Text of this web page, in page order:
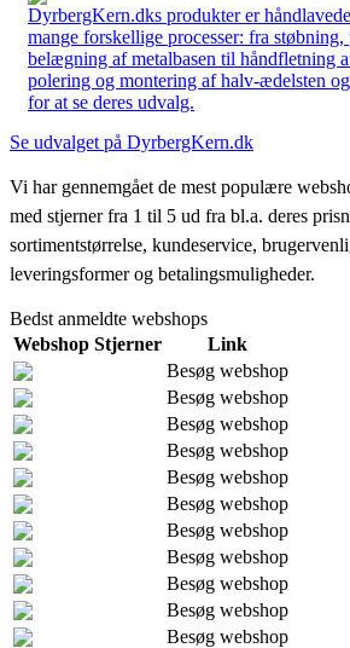
DyrbergKern.dks produkter er
mange forskellige processer: fra
belægning af metalbasen til håndfletning
polering og montering af halv-ædelsten
for at se deres udvalg.
Se udvalget på DyrbergKern.dk
Vi har gennemgået de mest populære
med stjerner fra 1 til 5 ud fra bl.a. deres
sortimentstørrelse, kundeservice,
leveringsformer og betalingsmuligheder.
Bedst anmeldte webshops
Webshop Stjerner
Link
Besøg webshop
Besøg webshop
Besøg webshop
Besøg webshop
Besøg webshop
Besøg webshop
Besøg webshop
Besøg webshop
Besøg webshop
Besøg webshop
Besøg webshop